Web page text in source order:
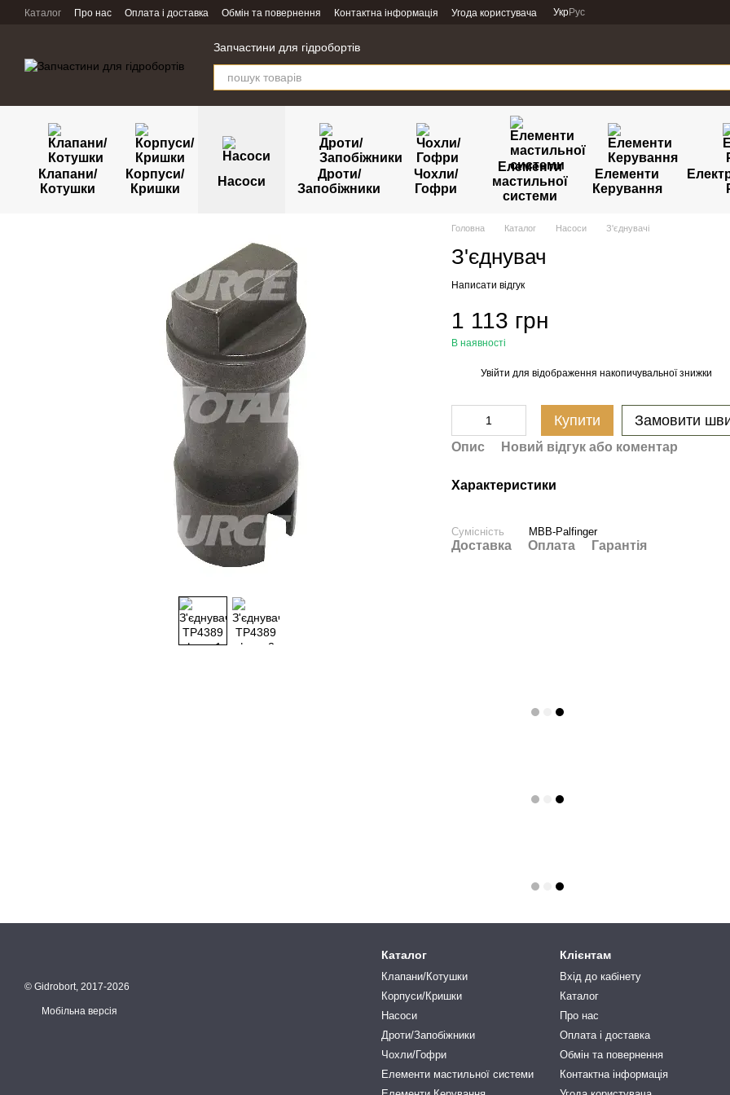
Перейти к основному контенту
Каталог Про нас Оплата і доставка Обмін та повернення Контактна інформація Угода користувача УкрРус
Запчастини для гідробортів
Клапани/
Котушки
Корпуси/
Кришки
Насоси
Дроти/
Запобіжники
Чохли/
Гофри
Елементи
мастильної
системи
Елементи
Керування
Головна Каталог Насоси З'єднувачі
З'єднувач
Написати відгук
1 113 грн
В наявності
Увійти для відображення накопичувальної знижки
Купити Замовити
Опис Новий відгук або коментар
Характеристики
Сумісність MBB-Palfinger
Доставка Оплата Гарантія
© Gidrobort, 2017-2026
Мобільна версія
Каталог
Клапани/Котушки
Корпуси/Кришки
Насоси
Дроти/Запобіжники
Чохли/Гофри
Елементи мастильної системи
Клієнтам
Вхід до кабінету
Каталог
Про нас
Оплата і доставка
Обмін та повернення
Контактна інформація